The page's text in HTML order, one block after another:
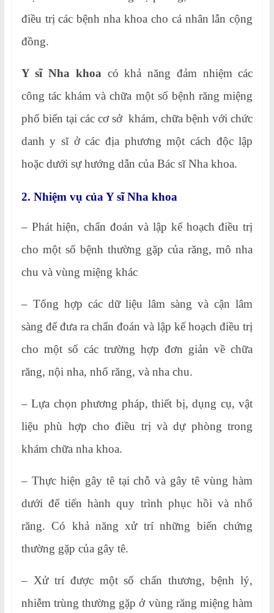
điều trị các bệnh nha khoa cho cá nhân lẫn cộng
đồng.
Y sĩ Nha khoa có khả năng đảm nhiệm các
công tác khám và chữa một số bệnh răng miệng
phổ biến tại các cơ sở khám, chữa bệnh với chức
danh y sĩ ở các địa phương một cách độc lập
hoặc dưới sự hướng dẫn của Bác sĩ Nha khoa.
2. Nhiệm vụ của Y sĩ Nha khoa
– Phát hiện, chẩn đoán và lập kế hoạch điều trị
cho một số bệnh thường gặp của răng, mô nha
chu và vùng miệng khác
– Tổng hợp các dữ liệu lâm sàng và cận lâm
sàng để đưa ra chẩn đoán và lập kế hoạch điều trị
cho một số các trường hợp đơn giản về chữa
răng, nội nha, nhổ răng, và nha chu.
– Lựa chọn phương pháp, thiết bị, dụng cụ, vật
liệu phù hợp cho điều trị và dự phòng trong
khám chữa nha khoa.
– Thực hiện gây tê tại chỗ và gây tê vùng hàm
dưới để tiến hành quy trình phục hồi và nhổ
răng. Có khả năng xử trí những biến chứng
thường gặp của gây tê.
– Xử trí được một số chấn thương, bệnh lý,
nhiễm trùng thường gặp ở vùng răng miệng hàm